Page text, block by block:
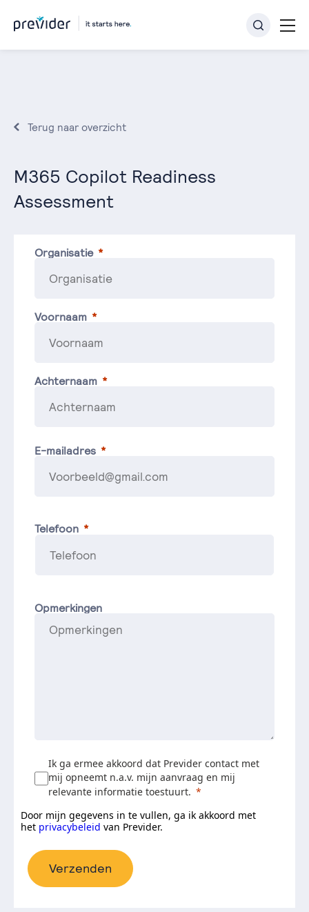
Terug naar overzicht
M365 Copilot Readiness
Assessment
Organisatie
Voornaam
Achternaam
E-mailadres
Telefoon
Opmerkingen
Ik ga ermee akkoord dat Previder contact met
mij opneemt n.a.v. mijn aanvraag en mij
relevante informatie toestuurt.
Door mijn gegevens in te vullen, ga ik akkoord met
het privacybeleid van Previder.
Verzenden